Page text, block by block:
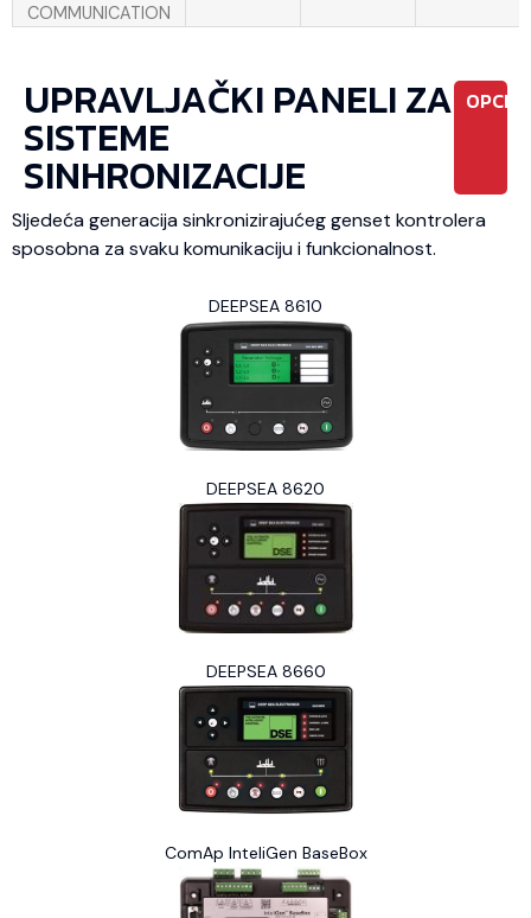
COMMUNICATION
UPRAVLJAČKI PANELI ZA
SISTEME
SINHRONIZACIJE
Sljedeća generacija sinkronizirajućeg genset kontrolera
sposobna za svaku komunikaciju i funkcionalnost.
DEEPSEA 8610
DEEPSEA 8620
DEEPSEA 8660
ComAp InteliGen BaseBox